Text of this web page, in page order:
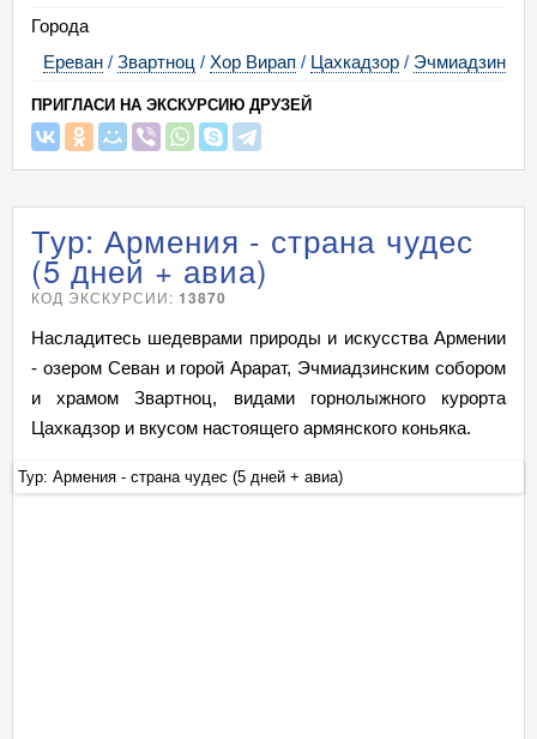
Города
Ереван / Звартноц / Хор Вирап / Цахкадзор / Эчмиадзин
ПРИГЛАСИ НА ЭКСКУРСИЮ ДРУЗЕЙ
Тур: Армения - страна чудес
(5 дней + авиа)
КОД ЭКСКУРСИИ: 13870
Насладитесь шедеврами природы и искусства Армении
- озером Севан и горой Арарат, Эчмиадзинским собором
и храмом Звартноц, видами горнолыжного курорта
Цахкадзор и вкусом настоящего армянского коньяка.
Тур: Армения - страна чудес (5 дней + авиа)